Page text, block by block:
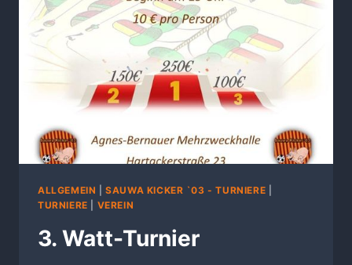
ALLGEMEIN |SAUWA KICKER `03 - TURNIERE
TURNIERE
VEREIN
3. Watt-Turnier